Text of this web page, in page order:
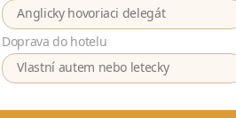
Anglicky hovoriaci delegát
Doprava do hotelu
Vlastní autem nebo letecky